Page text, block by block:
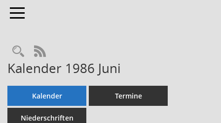
Toggle navigation
Rechercheauswahl
RSS-Feed
Kalender 1986 Juni
Kalender Termine
Niederschriften